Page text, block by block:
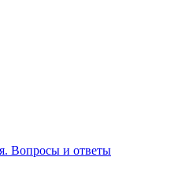
Вопросы и ответы